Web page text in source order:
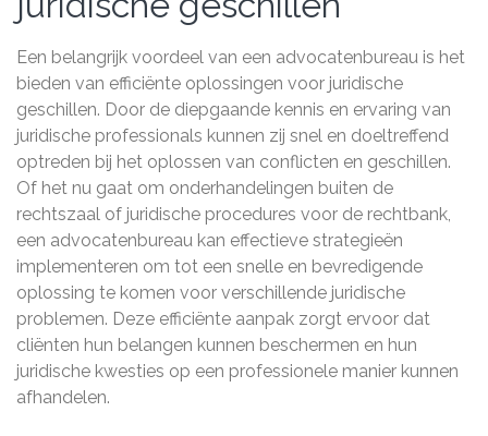
Een belangrijk voordeel van een advocatenbureau is het
bieden van efficiënte oplossingen voor juridische
geschillen. Door de diepgaande kennis en ervaring van
juridische professionals kunnen zij snel en doeltreffend
optreden bij het oplossen van conflicten en geschillen.
Of het nu gaat om onderhandelingen buiten de
rechtszaal of juridische procedures voor de rechtbank,
een advocatenbureau kan effectieve strategieën
implementeren om tot een snelle en bevredigende
oplossing te komen voor verschillende juridische
problemen. Deze efficiënte aanpak zorgt ervoor dat
cliënten hun belangen kunnen beschermen en hun
juridische kwesties op een professionele manier kunnen
afhandelen.